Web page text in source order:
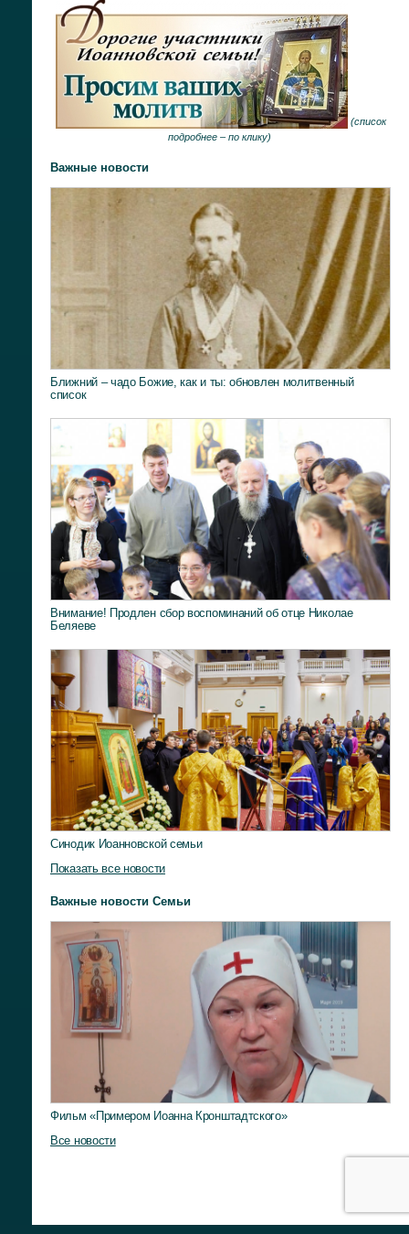
(список
подробнее – по клику)
Важные новости
Ближний – чадо Божие, как и ты: обновлен молитвенный
список
Внимание! Продлен сбор воспоминаний об отце Николае
Беляеве
Синодик Иоанновской семьи
Показать все новости
Важные новости Семьи
Фильм «Примером Иоанна Кронштадтского»
Все новости